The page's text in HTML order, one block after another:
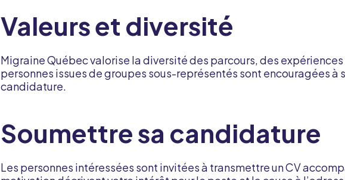
Valeurs et diversité
Migraine Québec valorise la diversité des parcours, des
personnes issues de groupes sous-représentés sont encouragées à
candidature.
Soumettre sa candidature
Les personnes intéressées sont invitées à transmettre un CV